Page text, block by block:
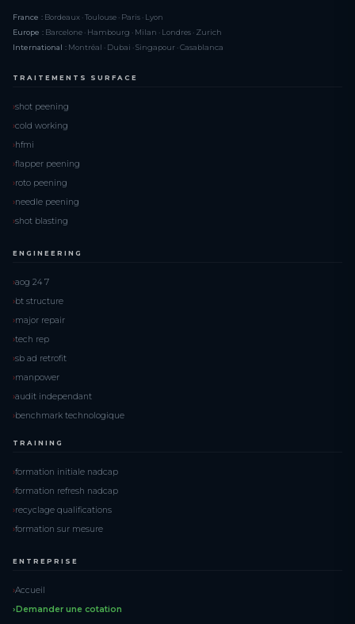
France : Bordeaux · Toulouse · Paris · Lyon
Europe : Barcelone · Hambourg · Milan · Londres · Zurich
International : Montréal · Dubai · Singapour · Casablanca
TRAITEMENTS SURFACE
shot peening
cold working
hfmi
flapper peening
roto peening
needle peening
shot blasting
ENGINEERING
aog 24 7
bt structure
major repair
tech rep
sb ad retrofit
manpower
audit independant
benchmark technologique
TRAINING
formation initiale nadcap
formation refresh nadcap
recyclage qualifications
formation sur mesure
ENTREPRISE
Accueil
Demander une cotation